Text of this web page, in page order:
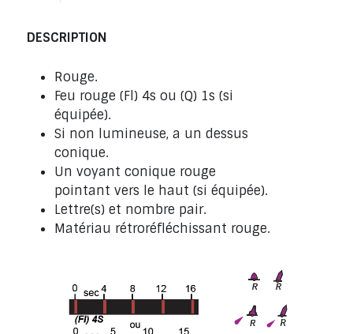
DESCRIPTION
Rouge.
Feu rouge (Fl) 4s ou (Q) 1s (si
équipée).
Si non lumineuse, a un dessus
conique.
Un voyant conique rouge
pointant vers le haut (si équipée).
Lettre(s) et nombre pair.
Matériau rétroréfléchissant rouge.